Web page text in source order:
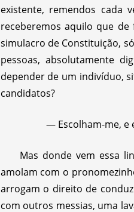
existente, remendos cada
receberemos aquilo que
simulacro de Constituição,
pessoas, absolutamente
depender de um indivíduo,
candidatos?
— Escolham-me, e
Mas donde vem essa
amolam com o
arrogam o direito de
com outros messias, uma